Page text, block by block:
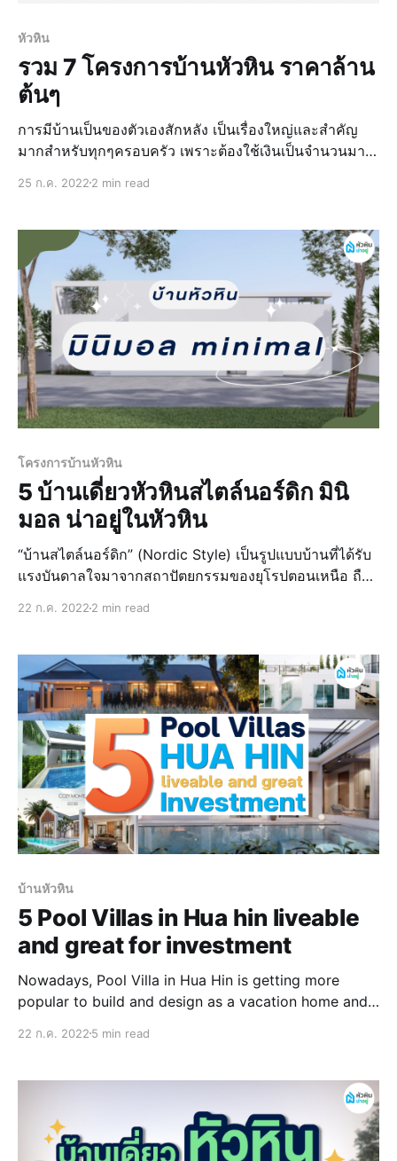
หัวหิน
รวม 7 โครงการบ้านหัวหิน ราคาล้าน
ต้นๆ
การมีบ้านเป็นของตัวเองสักหลัง เป็นเรื่องใหญ่และสำคัญ
มากสำหรับทุกๆครอบครัว เพราะต้องใช้เงินเป็นจำนวนมาก
ไหนที่กำลังเริ่มต้นมองหาบ้านหลังแรก หรือบ้านหลังที่ 2 ใน
25 ก.ค. 2022 2 min read
โครงการบ้านหัวหิน
5 บ้านเดี่ยวหัวหินสไตล์นอร์ดิก มินิ
มอล น่าอยู่ในหัวหิน
“บ้านสไตล์นอร์ดิก” (Nordic Style) เป็นรูปแบบบ้านที่ได้รับ
แรงบันดาลใจมาจากสถาปัตยกรรมของยุโรปตอนเหนือ ถือ
22 ก.ค. 2022 2 min read
บ้านหัวหิน
5 Pool Villas in Hua hin liveable
and great for investment
Nowadays, Pool Villa in Hua Hin is getting more
popular to build and design as a vacation home and
investment can possibly gain a great amount of
can accommodate in one pool
22 ก.ค. 2022 5 min read